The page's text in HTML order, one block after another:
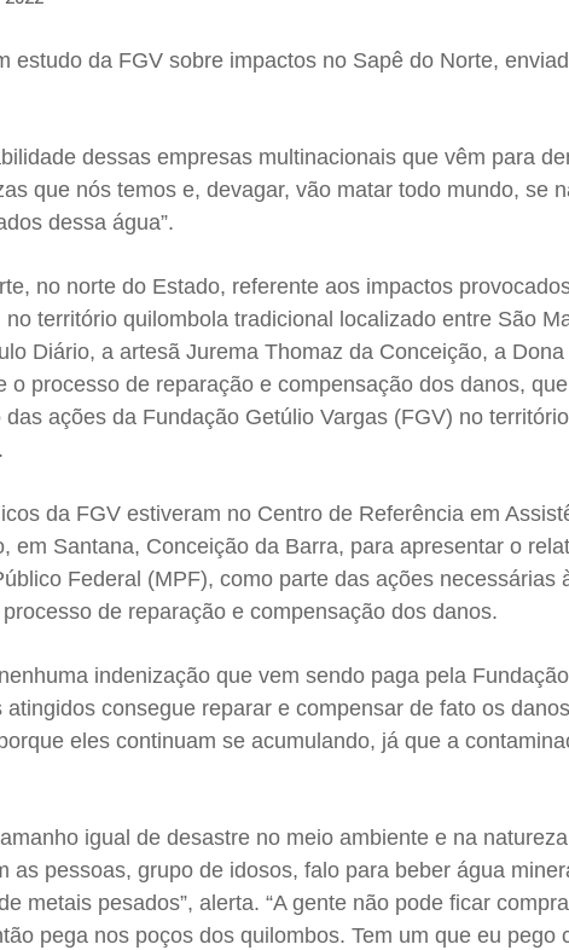
estudo da FGV sobre impactos no Sapê do Norte,
dessas empresas multinacionais que vêm para
que nós temos e, devagar, vão matar todo mundo, se
dessa água”.
no norte do Estado, referente aos impactos
território quilombola tradicional localizado entre São
Diário, a artesã Jurema Thomaz da Conceição, a Dona
o processo de reparação e compensação dos danos,
ações da Fundação Getúlio Vargas (FGV) no
da FGV estiveram no Centro de Referência em
em Santana, Conceição da Barra, para apresentar o
Federal (MPF), como parte das ações necessárias
de reparação e compensação dos danos.
indenização que vem sendo paga pela Fundação
consegue reparar e compensar de fato os danos
eles continuam se acumulando, já que a
igual de desastre no meio ambiente e na
as pessoas, grupo de idosos, falo para beber água
metais pesados”, alerta. “A gente não pode ficar
pega nos poços dos quilombos. Tem um que eu pego